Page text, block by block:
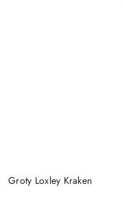
Groty Loxley Kraken